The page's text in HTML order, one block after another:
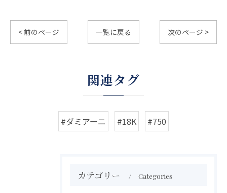
< 前のページ 一覧に戻る 次のページ >
関連タグ
#ダミアーニ #18K #750
カテゴリー Categories